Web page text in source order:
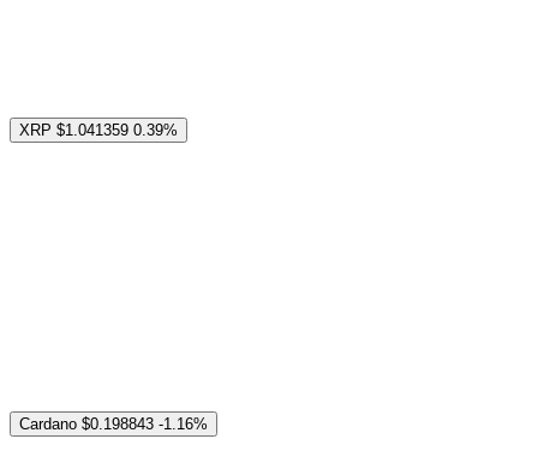
XRP $1.041359 0.39%
Cardano $0.198843 -1.16%